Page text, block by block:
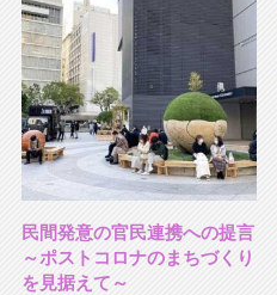
民間発意の官民連携への提言
～ポストコロナのまちづくり
を見据えて～